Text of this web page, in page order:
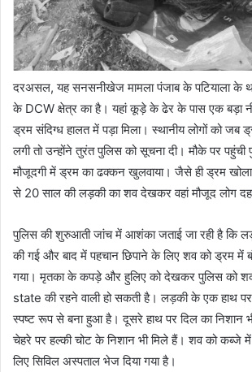
दरअसल, यह सनसनीखेज मामला पंजाब के पटियाला के
के DCW क्षेत्र का है। यहां कूड़े के ढेर के पास एक बड़ा
ड्रम संदिग्ध हालत में पड़ा मिला। स्थानीय लोगों को
लगी तो उन्होंने तुरंत पुलिस को सूचना दी। मौके पर पहुंची
मौजूदगी में ड्रम का ढक्कन खुलवाया। जैसे ही ड्रम
से 20 साल की लड़की का शव देखकर वहां मौजूद लोग
पुलिस की शुरुआती जांच में आशंका जताई जा रही है कि
की गई और बाद में पहचान छिपाने के लिए शव को ड्रम में
गया। मृतका के कपड़े और हुलिए को देखकर पुलिस को
state की रहने वाली हो सकती है। लड़की के एक हाथ पर
स्पष्ट रूप से बना हुआ है। दूसरे हाथ पर दिल का निशान
चेहरे पर हल्की चोट के निशान भी मिले हैं। शव को कब्जे
लिए सिविल अस्पताल भेज दिया गया है।